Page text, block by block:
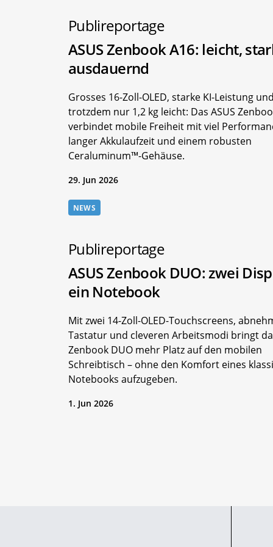
Publireportage
ASUS Zenbook A16: leicht,
ausdauernd
Grosses 16-Zoll-OLED, starke KI-Leistung
trotzdem nur 1,2 kg leicht: Das ASUS
verbindet mobile Freiheit mit viel
langer Akkulaufzeit und einem robusten
Ceraluminum™-Gehäuse.
29. Jun 2026
NEWS
Publireportage
ASUS Zenbook DUO: zwei
ein Notebook
Mit zwei 14-Zoll-OLED-Touchscreens,
Tastatur und cleveren Arbeitsmodi bringt
Zenbook DUO mehr Platz auf den mobilen
Schreibtisch – ohne den Komfort eines
Notebooks aufzugeben.
1. Jun 2026